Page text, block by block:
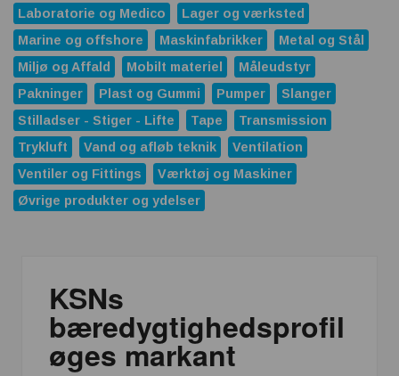
Laboratorie og Medico
Lager og værksted
Marine og offshore
Maskinfabrikker
Metal og Stål
Miljø og Affald
Mobilt materiel
Måleudstyr
Pakninger
Plast og Gummi Pumper
Slanger
Stilladser - Stiger - Lifte
Tape
Transmission
Trykluft
Vand og afløb teknik
Ventilation
Ventiler og Fittings
Værktøj og Maskiner
Øvrige produkter og ydelser
KSNs
bæredygtighedsprofil
øges markant